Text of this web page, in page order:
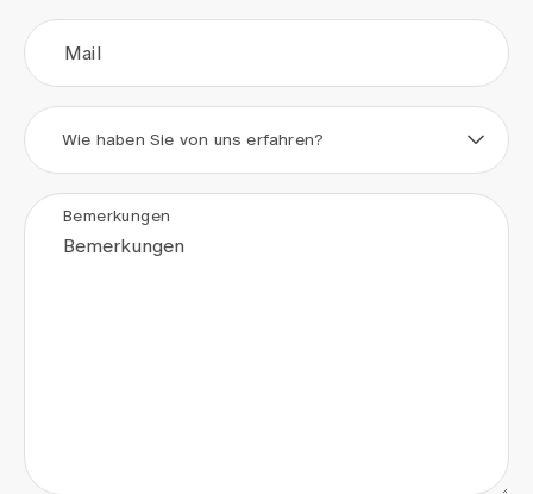
Mail
Wie haben Sie von uns erfahren?
Bemerkungen